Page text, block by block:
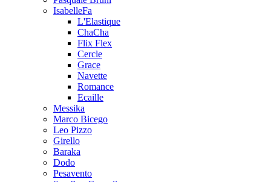
IsabelleFa
L'Elastique
ChaCha
Flix Flex
Cercle
Grace
Navette
Romance
Ecaille
Messika
Marco Bicego
Leo Pizzo
Girello
Baraka
Dodo
Pesavento